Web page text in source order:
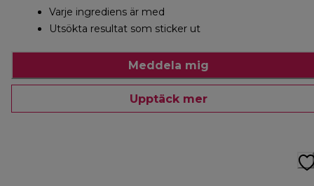
Varje ingrediens är med
Utsökta resultat som sticker ut
Meddela mig
Upptäck mer